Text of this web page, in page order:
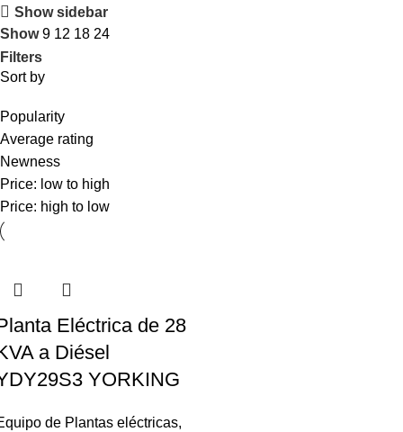
Show sidebar
Show9 12 18 24
Filters
Sort by
Popularity
Average rating
Newness
Price: low to high
Price: high to low
Eléctrica de 28
a Diésel
YORKING
de Plantas eléctricas,